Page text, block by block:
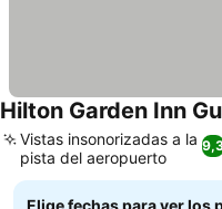
Hilton Garden Inn
Vistas insonorizadas a la
pista del aeropuerto
Elige fechas para ver los